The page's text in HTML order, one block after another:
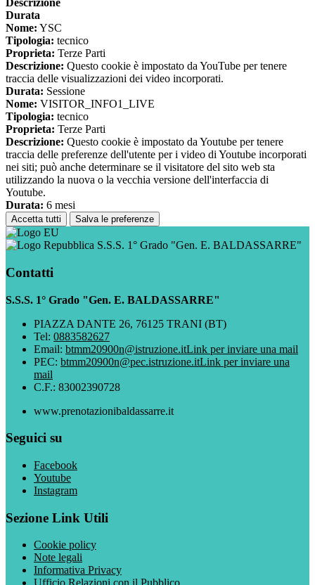
Descrizione
Durata
Nome: YSC
Tipologia: tecnico
Proprieta: Terze Parti
Descrizione: Questo cookie è impostato da YouTube per tenere
traccia delle visualizzazioni dei video incorporati.
Durata: Sessione
Nome: VISITOR_INFO1_LIVE
Tipologia: tecnico
Proprieta: Terze Parti
Descrizione: Questo cookie è impostato da Youtube per tenere
traccia delle preferenze dell'utente per i video di Youtube incorporati
nei siti; può anche determinare se il visitatore del sito web sta
utilizzando la nuova o la vecchia versione dell'interfaccia di
Youtube.
Durata: 6 mesi
Accetta tutti Salva le preferenze
S.S.S. 1° Grado "Gen. E. BALDASSARRE"
Contatti
S.S.S. 1° Grado "Gen. E. BALDASSARRE"
PIAZZA DANTE 26, 76125 TRANI (BT)
Tel: 0883582627
Email: btmm20900n@istruzione.itLink per inviare una mail
PEC: btmm20900n@pec.istruzione.itLink per inviare una
mail
C.F.: 83002390728
www.prenotazionibaldassarre.it
Seguici su
Facebook
Youtube
Instagram
Sezione Link Utili
Cookie policy
Note legali
Informativa Privacy